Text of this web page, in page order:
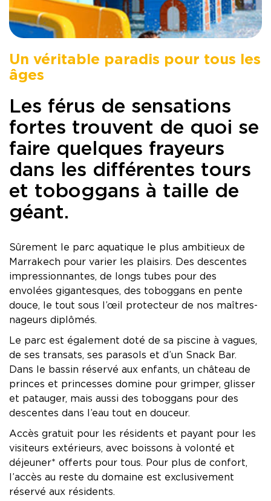
MONASTIR - HOLIDAY VILLAGE Skanes
MONASTIR - TUI SUNEO Palm Beach Skanes
TABARKA - Thabraca Thalasso & Diving
Djerba - Tunisie
DJERBA - TUI BLUE Palm Beach Palace
Tozeur - Tunisie
TOZEUR - Palm Beach Palace
TOZEUR - The Mora Sahara Tozeur
Un véritable paradis pour tous les
âges
Les férus de sensations
fortes trouvent de quoi se
faire quelques frayeurs
dans les différentes tours
et toboggans à taille de
géant.
Sûrement le parc aquatique le plus ambitieux de
Marrakech pour varier les plaisirs. Des descentes
impressionnantes, de longs tubes pour des
envolées gigantesques, des toboggans en pente
douce, le tout sous l’œil protecteur de nos maîtres-
nageurs diplômés.
Le parc est également doté de sa piscine à vagues,
de ses transats, ses parasols et d’un Snack Bar.
Dans le bassin réservé aux enfants, un château de
princes et princesses domine pour grimper, glisser
et patauger, mais aussi des toboggans pour des
descentes dans l’eau tout en douceur.
Accès gratuit pour les résidents et payant pour les
visiteurs extérieurs, avec boissons à volonté et
déjeuner* offerts pour tous. Pour plus de confort,
l’accès au reste du domaine est exclusivement
réservé aux résidents.